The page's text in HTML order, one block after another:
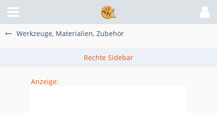
Werkzeuge, Materialien, Zubehör
Anzeige: